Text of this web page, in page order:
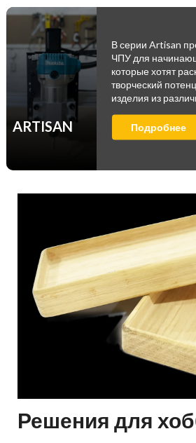
ARTISAN
В серии Artisan
ЧПУ для
которые хотят
творческий
изделия из
Подробнее
Решения для